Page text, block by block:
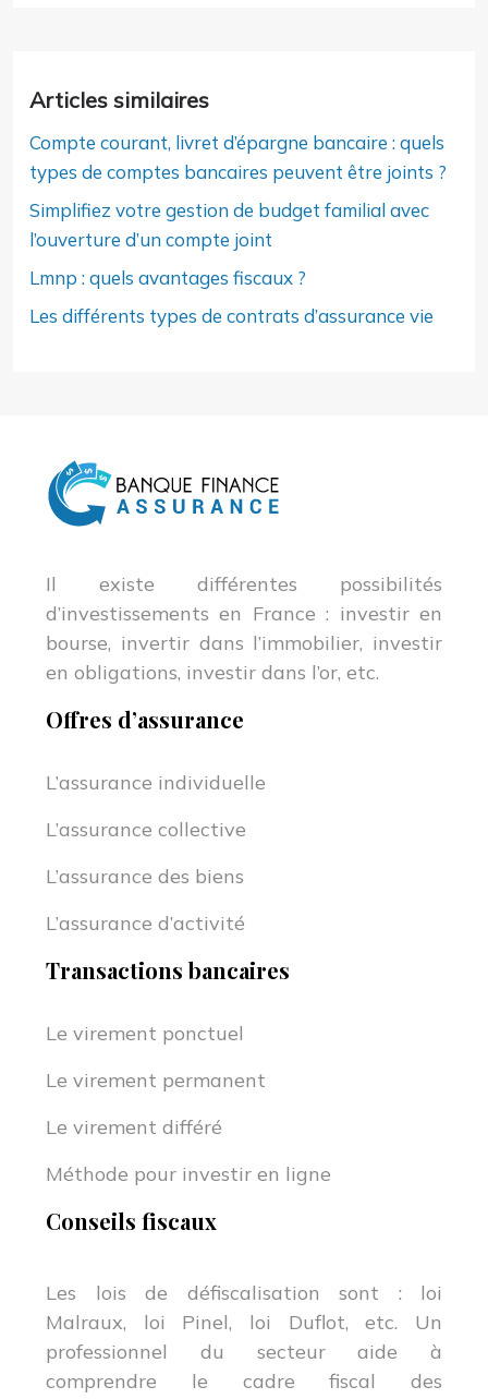
Articles similaires
Compte courant, livret d’épargne bancaire : quels
types de comptes bancaires peuvent être joints ?
Simplifiez votre gestion de budget familial avec
l’ouverture d’un compte joint
Lmnp : quels avantages fiscaux ?
Les différents types de contrats d’assurance vie
Il existe différentes possibilités
d’investissements en France : investir en
bourse, invertir dans l’immobilier, investir
en obligations, investir dans l’or, etc.
Offres d’assurance
L’assurance individuelle
L’assurance collective
L’assurance des biens
L’assurance d’activité
Transactions bancaires
Le virement ponctuel
Le virement permanent
Le virement différé
Méthode pour investir en ligne
Conseils fiscaux
Les lois de défiscalisation sont : loi
Malraux, loi Pinel, loi Duflot, etc. Un
professionnel du secteur aide à
comprendre le cadre fiscal des